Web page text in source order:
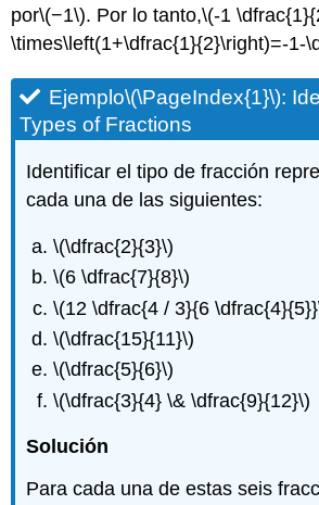
por\(−1\). Por lo tanto,\(-1
\times\left(1+\dfrac{1}{2}\right)=-1-
Ejemplo\(\PageIndex{1}\):
Types of Fractions
Identificar el tipo de fracción
cada una de las siguientes:
\(\dfrac{2}{3}\)
\(6 \dfrac{7}{8}\)
\(12 \dfrac{4 / 3}{6
\(\dfrac{15}{11}\)
\(\dfrac{5}{6}\)
\(\dfrac{3}{4} \& \dfrac{9}{12}\)
Solución
Para cada una de estas seis